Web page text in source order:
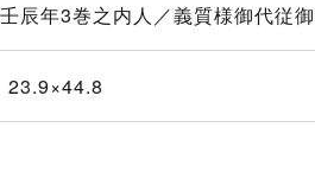
辰年3巻之内人／義質様御代従
23.9×44.8